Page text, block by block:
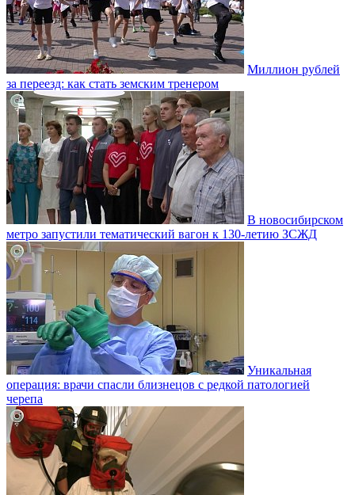
Миллион рублей
за переезд: как стать земским тренером
В новосибирском
метро запустили тематический вагон к 130-летию ЗСЖД
Уникальная
операция: врачи спасли близнецов с редкой патологией
черепа